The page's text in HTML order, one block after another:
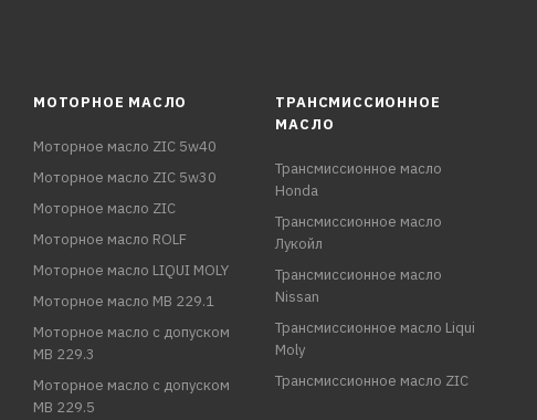
МОТОРНОЕ МАСЛО
Моторное масло ZIC 5w40
Моторное масло ZIC 5w30
Моторное масло ZIC
Моторное масло ROLF
Моторное масло LIQUI MOLY
Моторное масло MB 229.1
Моторное масло с допуском
MB 229.3
Моторное масло с допуском
MB 229.5
ТРАНСМИССИОННОЕ
МАСЛО
Трансмиссионное масло
Honda
Трансмиссионное масло
Лукойл
Трансмиссионное масло
Nissan
Трансмиссионное масло Liqui
Moly
Трансмиссионное масло ZIC